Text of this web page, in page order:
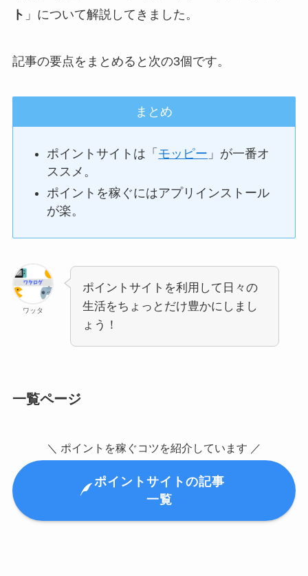
ト 」について解説してきました。
記事の要点をまとめると次の3個です。
まとめ
ポイントサイトは「 モッピー 」が一番オ
ススメ。
ポイントを稼ぐにはアプリインストール
が楽。
ワッタ
ポイントサイトを利用して日々の
生活をちょっとだけ豊かにしまし
ょう！
一覧ページ
＼ ポイントを稼ぐコツを紹介しています ／
ポイントサイトの記事
一覧